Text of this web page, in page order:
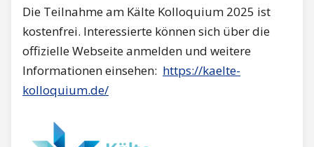
Die Teilnahme am Kälte Kolloquium 2025 ist
kostenfrei. Interessierte können sich über die
offizielle Webseite anmelden und weitere
Informationen einsehen: https://kaelte-
kolloquium.de/